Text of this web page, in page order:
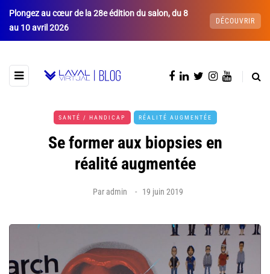
Plongez au cœur de la 28e édition du salon, du 8
au 10 avril 2026
DÉCOUVRIR
SANTÉ / HANDICAP RÉALITÉ AUGMENTÉE
Se former aux biopsies en
réalité augmentée
Par admin 19 juin 2019